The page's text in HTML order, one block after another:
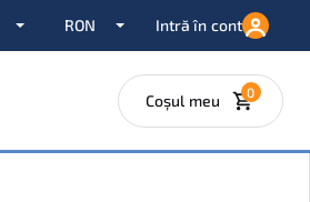
Intră în cont
Coșul meu 0